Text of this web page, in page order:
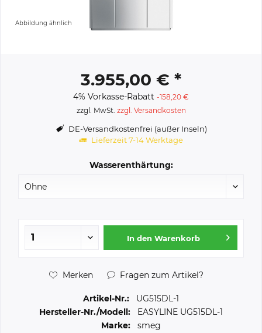
Abbildung ähnlich
3.955,00 € *
4% Vorkasse-Rabatt -158,20 €
zzgl. MwSt. zzgl. Versandkosten
DE-Versandkostenfrei (außer Inseln)
Lieferzeit 7-14 Werktage
Wasserenthärtung:
In den Warenkorb
Merken Fragen zum Artikel?
Artikel-Nr.:
UG515DL-1
Hersteller-Nr./Modell:
EASYLINE UG515DL-1
Marke:
smeg